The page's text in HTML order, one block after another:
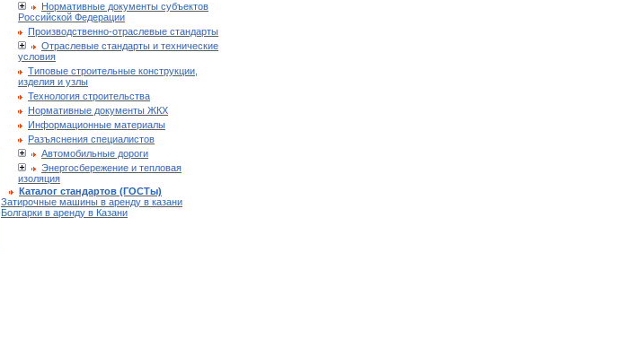
Нормативные документы субъектов
Российской Федерации
Производственно-отраслевые стандарты
Отраслевые стандарты и технические
условия
Типовые строительные конструкции,
изделия и узлы
Технология строительства
Нормативные документы ЖКХ
Информационные материалы
Разъяснения специалистов
Автомобильные дороги
Энергосбережение и тепловая
изоляция
Каталог стандартов (ГОСТы)
Затирочные машины в аренду в казани
Болгарки в аренду в Казани